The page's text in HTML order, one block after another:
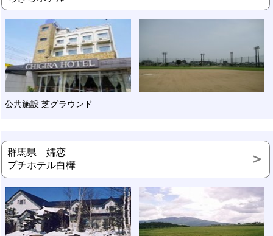
公共施設 芝グラウンド
群馬県 嬬恋
プチホテル白樺